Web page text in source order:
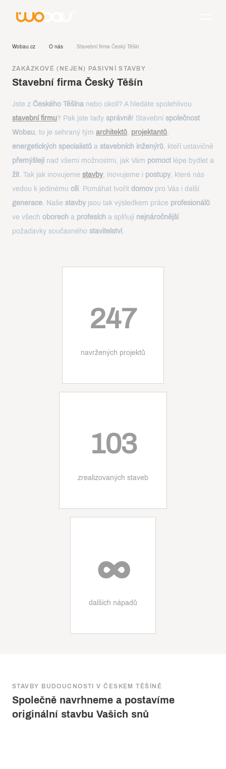
Wobau.cz O nás Stavební firma Český Těšín
ZAKÁZKOVÉ (NEJEN) PASIVNÍ STAVBY
Stavební firma Český Těšín
Jste z Českého Těšína nebo okolí? A hledáte spolehlivou
stavební firmu? Pak jste tady správně! Stavební společnost
Wobau, to je sehraný tým architektů, projektantů,
energetických specialistů a stavebních inženýrů, kteří ustavičně
přemýšlejí nad všemi možnostmi, jak Vám pomoct lépe bydlet a
žít. Tak jak inovujeme stavby, inovujeme i postupy, které nás
vedou k jedinému cíli. Pomáhat tvořit domov pro Vás i další
generace. Naše stavby jsou tak výsledkem práce profesionálů
ve všech oborech a profesích a splňují nejnáročnější
požadavky současného stavitelství.
247
navržených projektů
103
zrealizovaných staveb
∞
dalších nápadů
STAVBY BUDOUCNOSTI V ČESKÉM TĚŠÍNĚ
Společně navrhneme a postavíme
originální stavbu Vašich snů